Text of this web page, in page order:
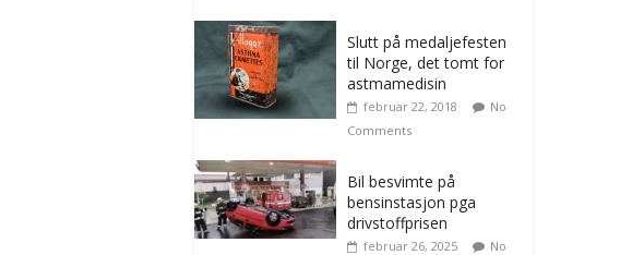
Slutt på medaljefesten
til Norge, det tomt for
astmamedisin
februar 22, 2018
No
Comments
Bil besvimte på
bensinstasjon pga
drivstoffprisen
februar 26, 2025
No